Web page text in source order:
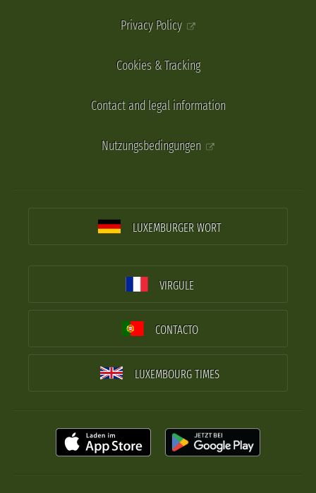
Privacy Policy
Cookies & Tracking
Contact and legal information
Nutzungsbedingungen
LUXEMBURGER WORT
VIRGULE
CONTACTO
LUXEMBOURG TIMES